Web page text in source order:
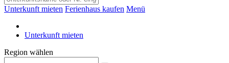
Unterkunft mieten Ferienhaus kaufen Menü
Unterkunft mieten
Region wählen